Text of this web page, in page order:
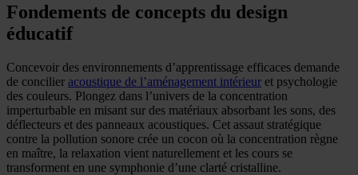
Fondements de concepts du design
éducatif
Concevoir des environnements d’apprentissage efficaces demande
de concilier acoustique de l’aménagement intérieur et psychologie
des couleurs. Plongez dans l’univers de la concentration
imperturbable en misant sur des matériaux absorbant les sons, des
déflecteurs et des panneaux acoustiques. Cet assaut stratégique
contre la pollution sonore crée un cocon où la concentration règne
en maître, la relaxation vient naturellement et les cours se
transforment en une symphonie d’une clarté cristalline.